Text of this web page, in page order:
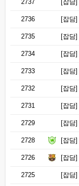
2737 [잡담]
2736 [잡담]
2735 [잡담]
2734 [잡담]
2733 [잡담]
2732 [잡담]
2731 [잡담]
2729 [잡담]
2728 [잡담]
2726 [잡담]
2725 [잡담]